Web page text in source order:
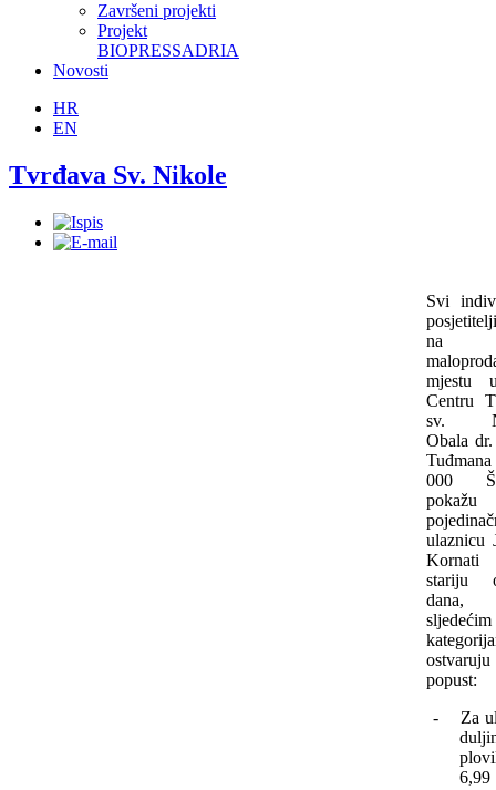
Završeni projekti
Projekt
BIOPRESSADRIA
Novosti
HR
EN
Tvrđava Sv. Nikole
Svi
na
mjestu
Centru
sv.
Obala
000
pokažu
ulaznicu
stariju
dana,
sljedećim
ostvaruju
popust:
-
Za